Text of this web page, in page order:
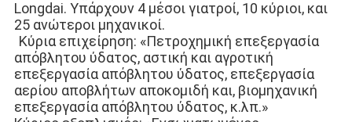
Longdai. Υπάρχουν 4 μέσοι γιατροί, 10 κύριοι, και
25 ανώτεροι μηχανικοί.
Κύρια επιχείρηση: «Πετροχημική επεξεργασία
απόβλητου ύδατος, αστική και αγροτική
επεξεργασία απόβλητου ύδατος, επεξεργασία
αερίου αποβλήτων αποκομιδή και, βιομηχανική
επεξεργασία απόβλητου ύδατος, κ.λπ.»